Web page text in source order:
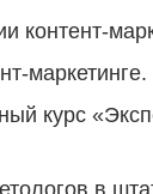
контент-
маркетинге.
курс
в